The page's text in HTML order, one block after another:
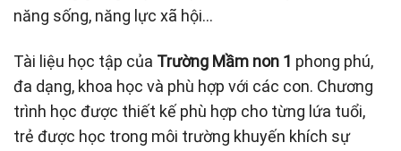
năng sống, năng lực xã hội…
Tài liệu học tập của Trường Mầm non 1 phong phú,
đa dạng, khoa học và phù hợp với các con. Chương
trình học được thiết kế phù hợp cho từng lứa tuổi,
trẻ được học trong môi trường khuyến khích sự